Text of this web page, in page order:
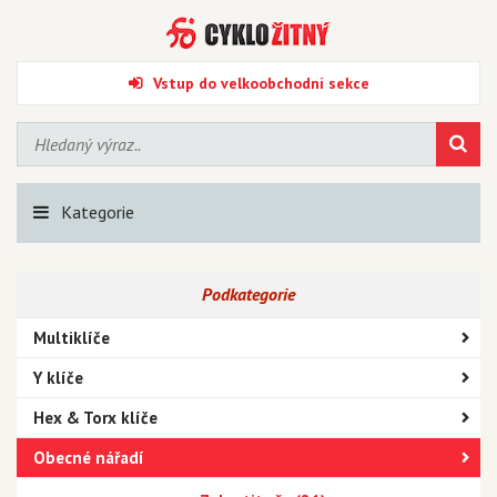
Vstup do velkoobchodní sekce
Kategorie
Podkategorie
Multiklíče
Y klíče
Hex & Torx klíče
Obecné nářadí